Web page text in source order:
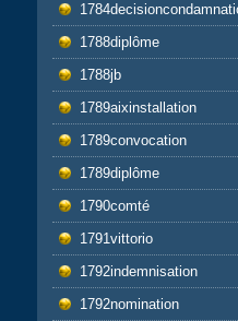
1788diplôme
1788jb
1789aixinstallation
1789convocation
1789diplôme
1790comté
1791vittorio
1792indemnisation
1792nomination